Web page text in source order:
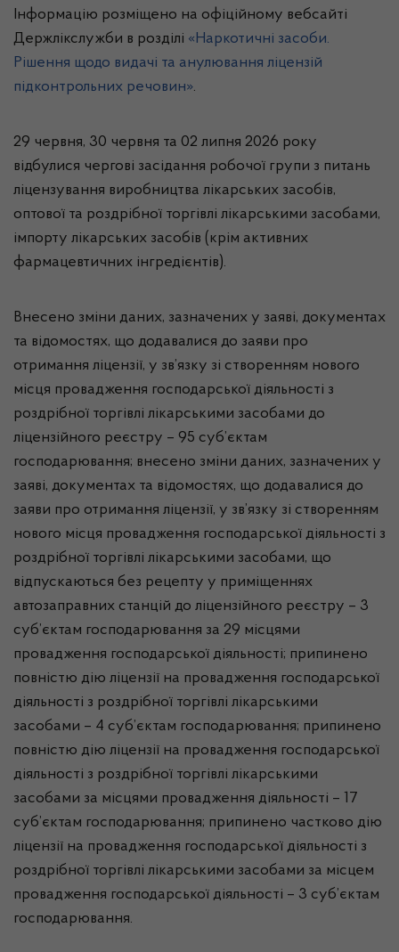
Інформацію розміщено на офіційному вебсайті
Держлікслужби в розділі «Наркотичні засоби.
Рішення щодо видачі та анулювання ліцензій
підконтрольних речовин».
29 червня, 30 червня та 02 липня 2026 року
відбулися чергові засідання робочої групи з питань
ліцензування виробництва лікарських засобів,
оптової та роздрібної торгівлі лікарськими засобами,
імпорту лікарських засобів (крім активних
фармацевтичних інгредієнтів).
Внесено зміни даних, зазначених у заяві, документах
та відомостях, що додавалися до заяви про
отримання ліцензії, у зв’язку зі створенням нового
місця провадження господарської діяльності з
роздрібної торгівлі лікарськими засобами до
ліцензійного реєстру – 95 суб’єктам
господарювання; внесено зміни даних, зазначених у
заяві, документах та відомостях, що додавалися до
заяви про отримання ліцензії, у зв’язку зі створенням
нового місця провадження господарської діяльності з
роздрібної торгівлі лікарськими засобами, що
відпускаються без рецепту у приміщеннях
автозаправних станцій до ліцензійного реєстру – 3
суб’єктам господарювання за 29 місцями
провадження господарської діяльності; припинено
повністю дію ліцензії на провадження господарської
діяльності з роздрібної торгівлі лікарськими
засобами – 4 суб’єктам господарювання; припинено
повністю дію ліцензії на провадження господарської
діяльності з роздрібної торгівлі лікарськими
засобами за місцями провадження діяльності – 17
суб’єктам господарювання; припинено частково дію
ліцензії на провадження господарської діяльності з
роздрібної торгівлі лікарськими засобами за місцем
провадження господарської діяльності – 3 суб’єктам
господарювання.